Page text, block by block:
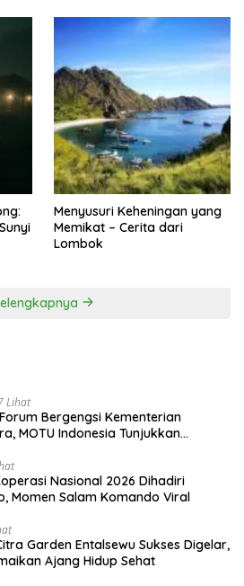
Menyusuri Keheningan yang
Memikat – Cerita dari
Lombok
Lihat
Bergengsi Kementerian
MOTU Indonesia Tunjukkan
Nasional 2026 Dihadiri
Momen Salam Komando Viral
Garden Entalsewu Sukses Digelar,
Ajang Hidup Sehat